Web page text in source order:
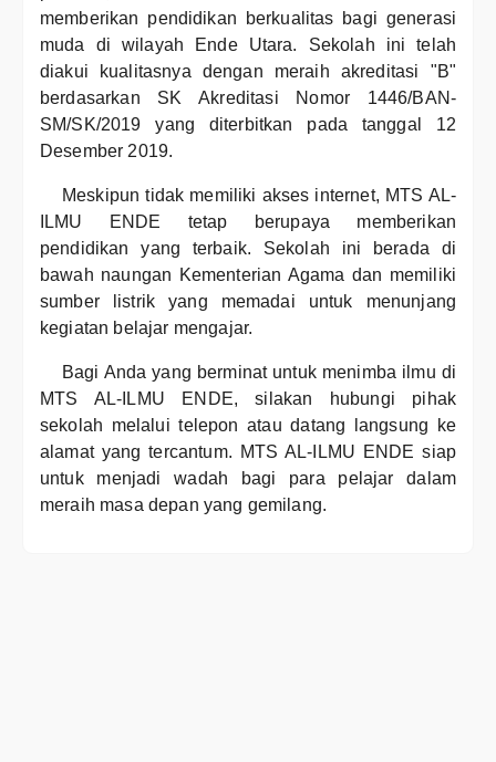
memberikan pendidikan berkualitas bagi generasi
muda di wilayah Ende Utara. Sekolah ini telah
diakui kualitasnya dengan meraih akreditasi "B"
berdasarkan SK Akreditasi Nomor 1446/BAN-
SM/SK/2019 yang diterbitkan pada tanggal 12
Desember 2019.
Meskipun tidak memiliki akses internet, MTS AL-
ILMU ENDE tetap berupaya memberikan
pendidikan yang terbaik. Sekolah ini berada di
bawah naungan Kementerian Agama dan memiliki
sumber listrik yang memadai untuk menunjang
kegiatan belajar mengajar.
Bagi Anda yang berminat untuk menimba ilmu di
MTS AL-ILMU ENDE, silakan hubungi pihak
sekolah melalui telepon atau datang langsung ke
alamat yang tercantum. MTS AL-ILMU ENDE siap
untuk menjadi wadah bagi para pelajar dalam
meraih masa depan yang gemilang.